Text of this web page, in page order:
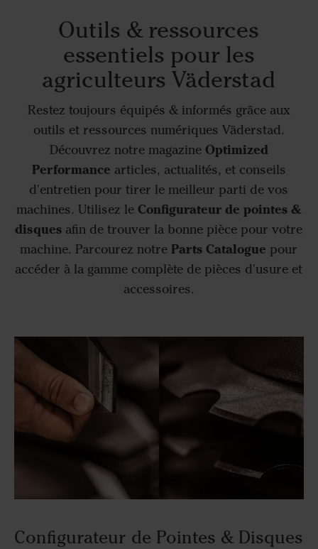
Outils & ressources
essentiels pour les
agriculteurs Väderstad
Restez toujours équipés & informés grâce aux
outils et ressources numériques Väderstad.
Découvrez notre magazine Optimized
Performance articles, actualités, et conseils
d'entretien pour tirer le meilleur parti de vos
machines. Utilisez le Configurateur de pointes &
disques afin de trouver la bonne pièce pour votre
machine. Parcourez notre Parts Catalogue pour
accéder à la gamme complète de pièces d'usure et
accessoires.
Configurateur de Pointes & Disques